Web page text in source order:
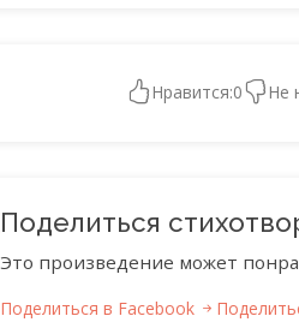
Нравится:0 Не
Поделиться
Это произведение может
Поделиться в Facebook